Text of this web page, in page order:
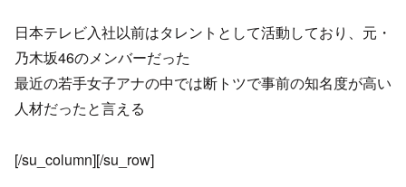
日本テレビ入社以前はタレントとして活動しており、元・
乃木坂46のメンバーだった
最近の若手女子アナの中では断トツで事前の知名度が高い
人材だったと言える
[/su_column][/su_row]